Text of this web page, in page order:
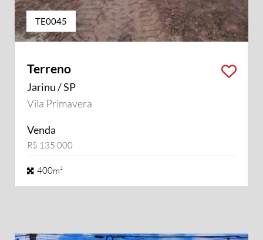
TE0045
Terreno
Jarinu / SP
Vila Primavera
Venda
R$ 135.000
400m²